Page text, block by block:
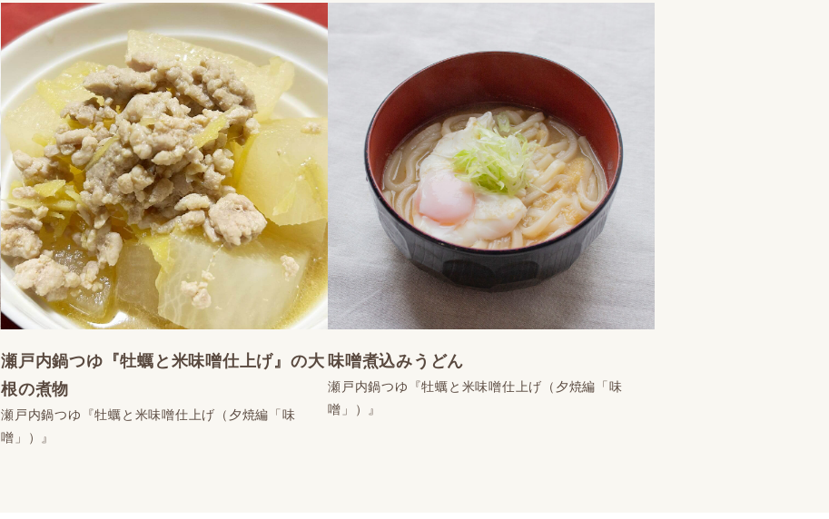
瀬戸内鍋つゆ『牡蠣と米味噌仕上げ』の大
根の煮物
瀬戸内鍋つゆ『牡蠣と米味噌仕上げ（夕焼編「味
噌」）』
味噌煮込みうどん
瀬戸内鍋つゆ『牡蠣と米味噌仕上げ（夕焼編「味
噌」）』